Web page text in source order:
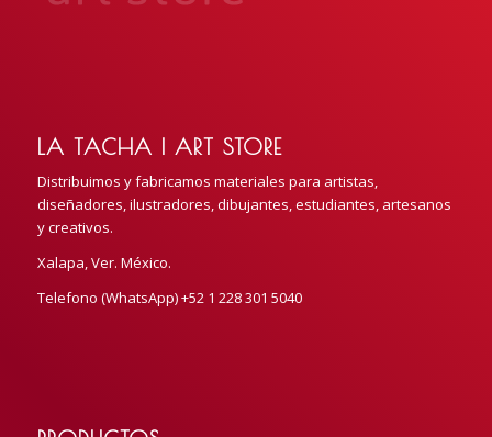
LA TACHA | ART STORE
Distribuimos y fabricamos materiales para artistas,
diseñadores, ilustradores, dibujantes, estudiantes, artesanos
y creativos.
Xalapa, Ver. México.
Telefono (WhatsApp) +52 1 228 301 5040